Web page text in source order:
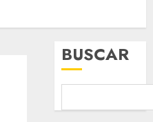
BUSCAR